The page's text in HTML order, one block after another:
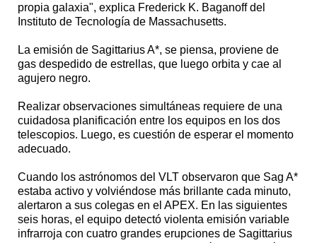
propia galaxia", explica Frederick K. Baganoff del
Instituto de Tecnología de Massachusetts.
La emisión de Sagittarius A*, se piensa, proviene de
gas despedido de estrellas, que luego orbita y cae al
agujero negro.
Realizar observaciones simultáneas requiere de una
cuidadosa planificación entre los equipos en los dos
telescopios. Luego, es cuestión de esperar el momento
adecuado.
Cuando los astrónomos del VLT observaron que Sag A*
estaba activo y volviéndose más brillante cada minuto,
alertaron a sus colegas en el APEX. En las siguientes
seis horas, el equipo detectó violenta emisión variable
infrarroja con cuatro grandes erupciones de Sagittarius